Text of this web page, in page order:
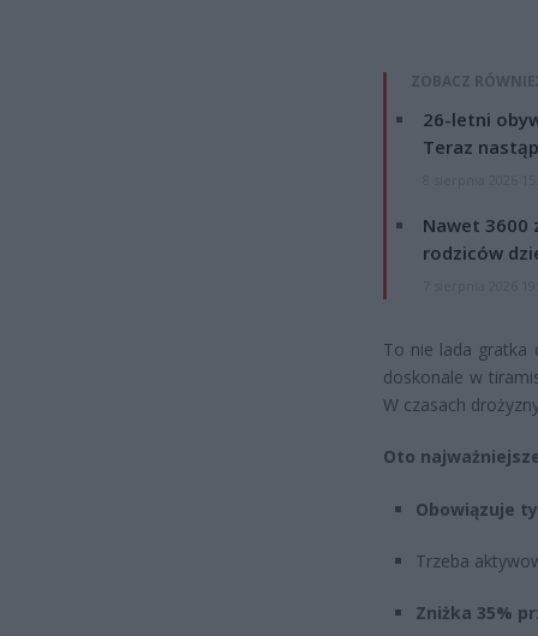
ZOBACZ
26-letni
Teraz
Nawet 3600
rodziców
To nie lada gratka
doskonale w
W czasach
Oto
Obowiązuje
Trzeba
Zniżka 35%